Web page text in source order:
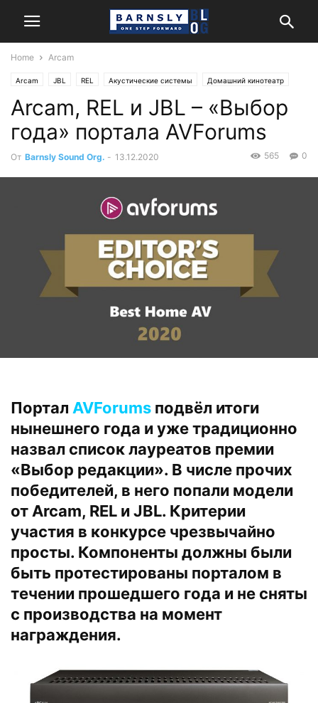
Home Arcam
Arcam JBL REL Акустические системы Домашний кинотеатр
Компоненты Новости
Arcam, REL и JBL – «Выбор
года» портала AVForums
От Barnsly Sound Org. - 13.12.2020 0
565
Портал AVForums подвёл итоги
нынешнего года и уже традиционно
назвал список лауреатов премии
«Выбор редакции». В числе прочих
победителей, в него попали модели
от Arcam, REL и JBL. Критерии
участия в конкурсе чрезвычайно
просты. Компоненты должны были
быть протестированы порталом в
течении прошедшего года и не сняты
с производства на момент
награждения.